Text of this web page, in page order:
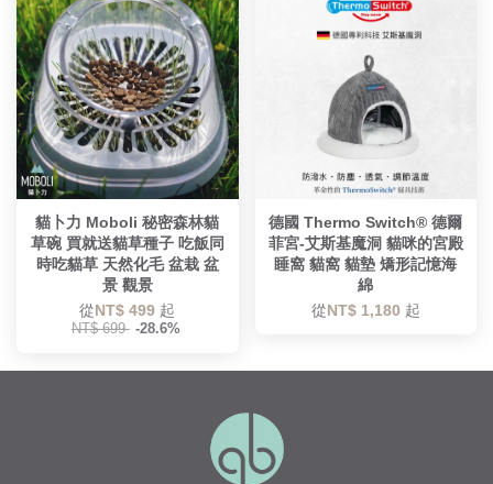
貓卜力 Moboli 秘密森林貓
草碗 買就送貓草種子 吃飯同
時吃貓草 天然化毛 盆栽 盆
景 觀景
從NT$ 499 起
NT$ 699 -28.6%
德國 Thermo Switch® 德爾
菲宮-艾斯基魔洞 貓咪的宮殿
睡窩 貓窩 貓墊 矯形記憶海
綿
從NT$ 1,180 起